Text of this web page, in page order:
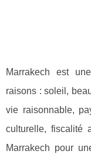
Marrakech est
raisons : soleil,
vie raisonnable,
culturelle, fiscalité
Marrakech pour